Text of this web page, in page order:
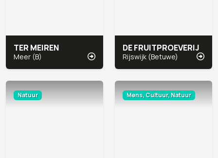
TER MEIREN
Meer (B)
DE FRUITPROEVERIJ
Rijswijk (Betuwe)
Natuur Mens, Cultuur, Natuur